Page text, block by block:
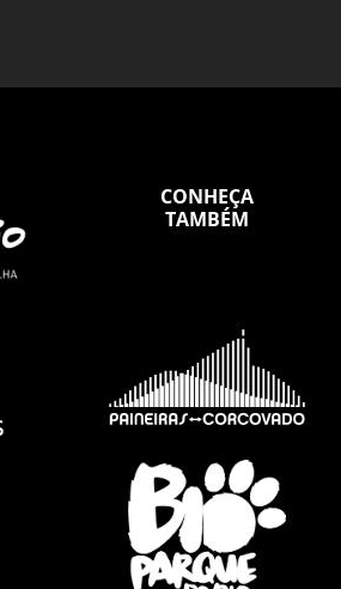
CONHEÇA
TAMBÉM